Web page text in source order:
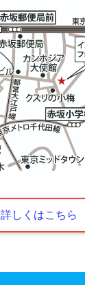
詳しくはこちら